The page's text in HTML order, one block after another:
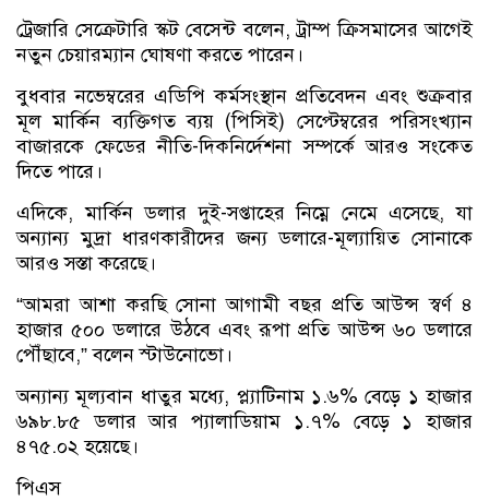
ট্রেজারি সেক্রেটারি স্কট বেসেন্ট বলেন, ট্রাম্প ক্রিসমাসের আগেই
নতুন চেয়ারম্যান ঘোষণা করতে পারেন।
বুধবার নভেম্বরের এডিপি কর্মসংস্থান প্রতিবেদন এবং শুক্রবার
মূল মার্কিন ব্যক্তিগত ব্যয় (পিসিই) সেপ্টেম্বরের পরিসংখ্যান
বাজারকে ফেডের নীতি-দিকনির্দেশনা সম্পর্কে আরও সংকেত
দিতে পারে।
এদিকে, মার্কিন ডলার দুই-সপ্তাহের নিম্নে নেমে এসেছে, যা
অন্যান্য মুদ্রা ধারণকারীদের জন্য ডলারে-মূল্যায়িত সোনাকে
আরও সস্তা করেছে।
“আমরা আশা করছি সোনা আগামী বছর প্রতি আউন্স স্বর্ণ ৪
হাজার ৫০০ ডলারে উঠবে এবং রূপা প্রতি আউন্স ৬০ ডলারে
পৌঁছাবে,” বলেন স্টাউনোভো।
অন্যান্য মূল্যবান ধাতুর মধ্যে, প্ল্যাটিনাম ১.৬% বেড়ে ১ হাজার
৬৯৮.৮৫ ডলার আর প্যালাডিয়াম ১.৭% বেড়ে ১ হাজার
৪৭৫.০২ হয়েছে।
পিএস